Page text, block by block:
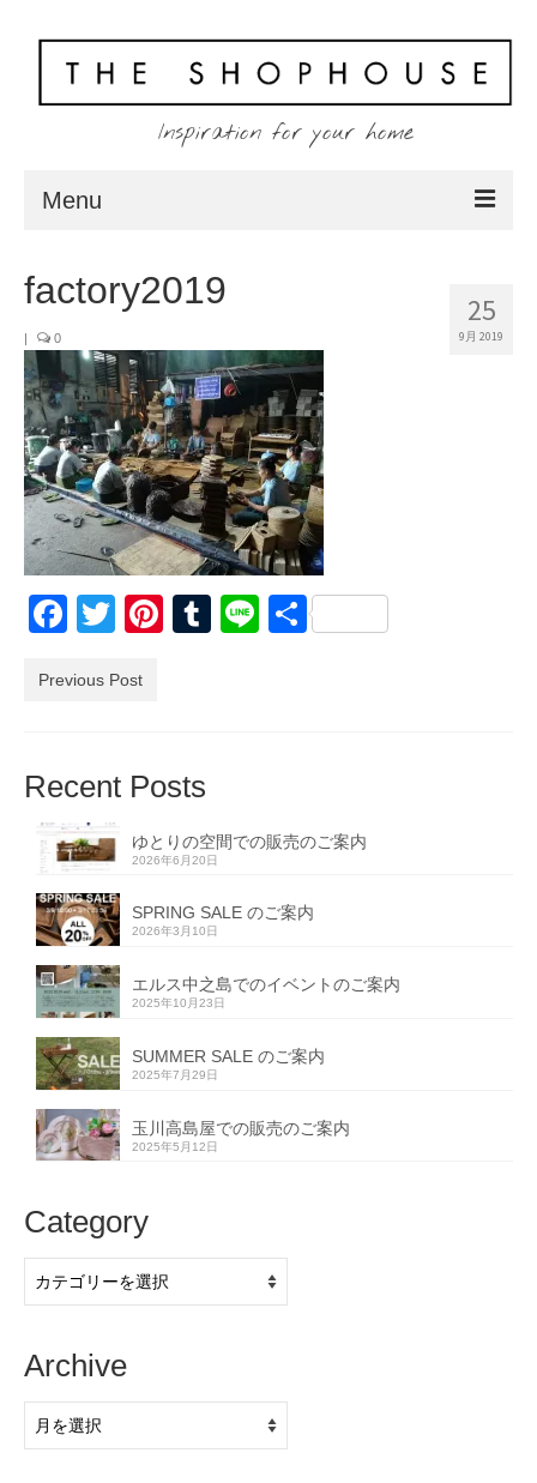
Inspiration for your home
Menu
Client
Shopping
Contact
Blog
25
9月 2019
factory2019
| 0
Facebook
TwitterPinterest
Tumblr
Line共
Previous Post
Recent Posts
ゆとりの空間での販売のご案内
2026年6月20日
SPRING SALE のご案内
2026年3月10日
エルス中之島でのイベントのご案内
2025年10月23日
SUMMER SALE のご案内
2025年7月29日
玉川高島屋での販売のご案内
2025年5月12日
Category
Category
Archive
Archive